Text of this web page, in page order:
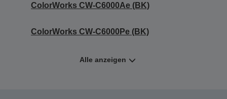
ColorWorks CW-C6000Ae (BK)
ColorWorks CW-C6000Pe (BK)
Alle anzeigen